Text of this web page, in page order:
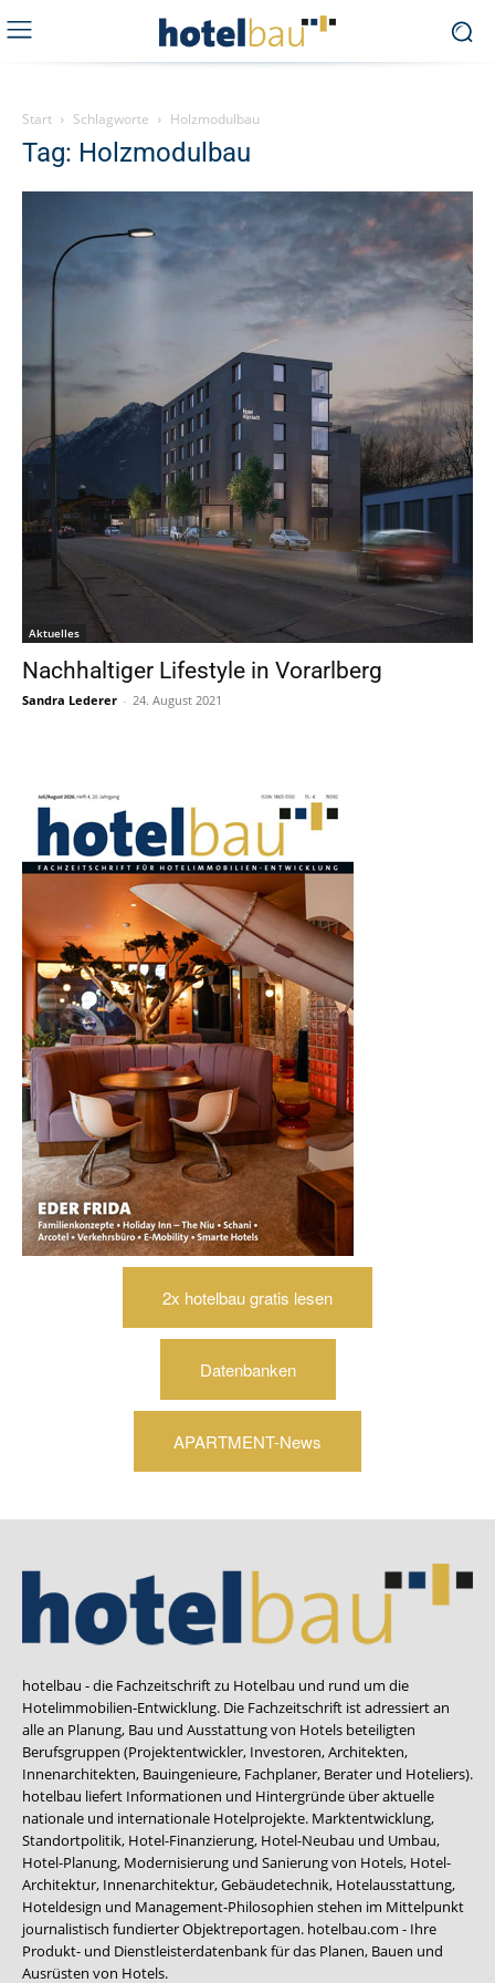
Start Schlagworte Holzmodulbau
Tag: Holzmodulbau
Aktuelles
Nachhaltiger Lifestyle in Vorarlberg
Sandra Lederer - 24. August 2021
2x hotelbau gratis lesen
Datenbanken
APARTMENT-News
hotelbau - die Fachzeitschrift zu Hotelbau und rund um die
Hotelimmobilien-Entwicklung. Die Fachzeitschrift ist adressiert an
alle an Planung, Bau und Ausstattung von Hotels beteiligten
Berufsgruppen (Projektentwickler, Investoren, Architekten,
Innenarchitekten, Bauingenieure, Fachplaner, Berater und Hoteliers).
hotelbau liefert Informationen und Hintergründe über aktuelle
nationale und internationale Hotelprojekte. Marktentwicklung,
Standortpolitik, Hotel-Finanzierung, Hotel-Neubau und Umbau,
Hotel-Planung, Modernisierung und Sanierung von Hotels, Hotel-
Architektur, Innenarchitektur, Gebäudetechnik, Hotelausstattung,
Hoteldesign und Management-Philosophien stehen im Mittelpunkt
journalistisch fundierter Objektreportagen. hotelbau.com - Ihre
Produkt- und Dienstleisterdatenbank für das Planen, Bauen und
Ausrüsten von Hotels.